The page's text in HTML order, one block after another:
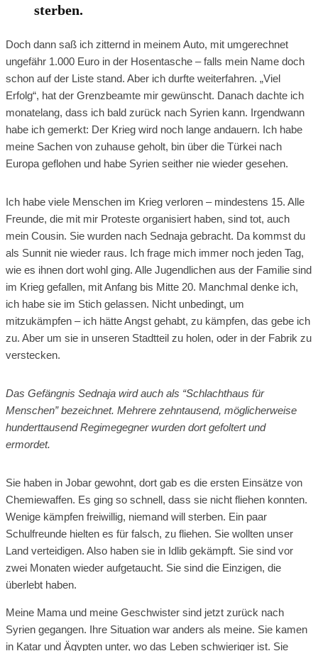
sterben.
Doch dann saß ich zitternd in meinem Auto, mit umgerechnet
ungefähr 1.000 Euro in der Hosentasche – falls mein Name doch
schon auf der Liste stand. Aber ich durfte weiterfahren. „Viel
Erfolg“, hat der Grenzbeamte mir gewünscht. Danach dachte ich
monatelang, dass ich bald zurück nach Syrien kann. Irgendwann
habe ich gemerkt: Der Krieg wird noch lange andauern. Ich habe
meine Sachen von zuhause geholt, bin über die Türkei nach
Europa geflohen und habe Syrien seither nie wieder gesehen.
Ich habe viele Menschen im Krieg verloren – mindestens 15. Alle
Freunde, die mit mir Proteste organisiert haben, sind tot, auch
mein Cousin. Sie wurden nach Sednaja gebracht. Da kommst du
als Sunnit nie wieder raus. Ich frage mich immer noch jeden Tag,
wie es ihnen dort wohl ging. Alle Jugendlichen aus der Familie sind
im Krieg gefallen, mit Anfang bis Mitte 20. Manchmal denke ich,
ich habe sie im Stich gelassen. Nicht unbedingt, um
mitzukämpfen – ich hätte Angst gehabt, zu kämpfen, das gebe ich
zu. Aber um sie in unseren Stadtteil zu holen, oder in der Fabrik zu
verstecken.
Das Gefängnis Sednaja wird auch als “Schlachthaus für
Menschen” bezeichnet. Mehrere zehntausend, möglicherweise
hunderttausend Regimegegner wurden dort gefoltert und
ermordet.
Sie haben in Jobar gewohnt, dort gab es die ersten Einsätze von
Chemiewaffen. Es ging so schnell, dass sie nicht fliehen konnten.
Wenige kämpfen freiwillig, niemand will sterben. Ein paar
Schulfreunde hielten es für falsch, zu fliehen. Sie wollten unser
Land verteidigen. Also haben sie in Idlib gekämpft. Sie sind vor
zwei Monaten wieder aufgetaucht. Sie sind die Einzigen, die
überlebt haben.
Meine Mama und meine Geschwister sind jetzt zurück nach
Syrien gegangen. Ihre Situation war anders als meine. Sie kamen
in Katar und Ägypten unter, wo das Leben schwieriger ist. Sie